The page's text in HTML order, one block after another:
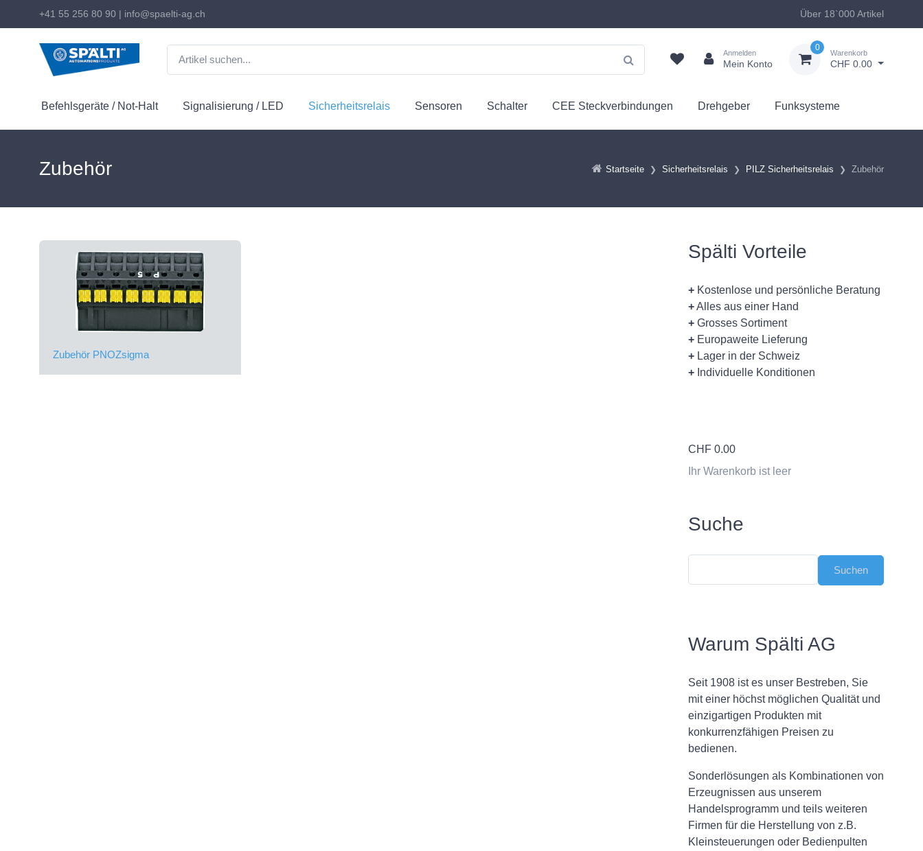
+41 55 256 80 90 | info@spaelti-ag.ch Über 18`000 Artikel
Anmelden
Mein Konto
0
Warenkorb
CHF 0.00
Befehlsgeräte / Not-Halt Signalisierung / LED Sicherheitsrelais Sensoren Schalter CEE Steckverbindungen Drehgeber Funksysteme
Startseite Sicherheitsrelais PILZ Sicherheitsrelais Zubehör
Zubehör
Zubehör PNOZsigma
Spälti Vorteile
+ Kostenlose und persönliche Beratung
+Alles aus einer Hand
+ Grosses Sortiment
+ Europaweite Lieferung
+ Lager in der Schweiz
+ Individuelle Konditionen
CHF 0.00
Ihr Warenkorb ist leer
Suche
Warum Spälti AG
Seit 1908 ist es unser Bestreben, Sie
mit einer höchst möglichen Qualität und
einzigartigen Produkten mit
konkurrenzfähigen Preisen zu
bedienen.
Sonderlösungen als Kombinationen von
Erzeugnissen aus unserem
Handelsprogramm und teils weiteren
Firmen für die Herstellung von z.B.
Kleinsteuerungen oder Bedienpulten